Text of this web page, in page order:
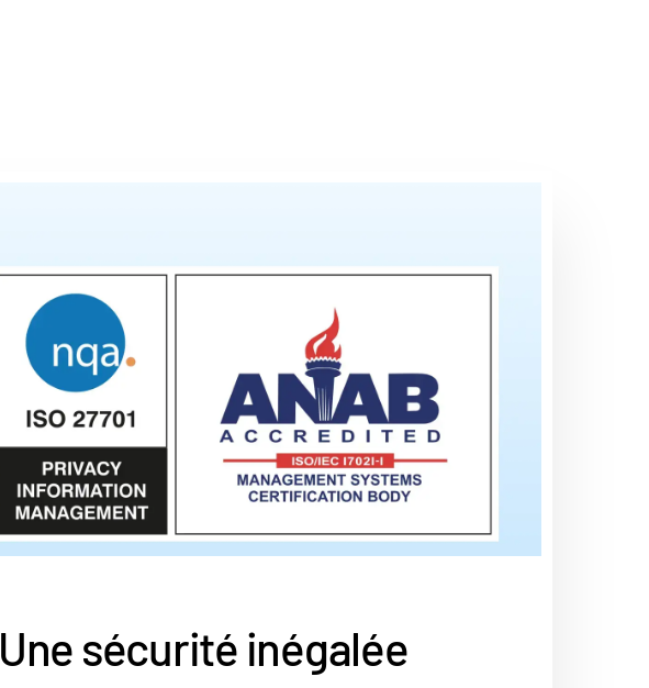
Une sécurité inégalée